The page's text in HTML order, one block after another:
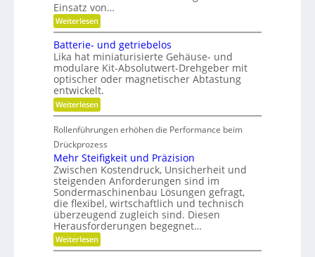
e
c
h
s
F
r
e
i
h
t
s
g
r
a
d
e
n
r
i
e
r
n
f
w
i
r
t
c
h
a
f
t
i
d
r
K
u
n
s
t
s
t
o
f
f
Einsatz von…
Weiterlesen:
L
n
g
e
r
e
B
e
t
r
e
b
s
z
e
i
t
d
a
n
k
Batterie- und getriebelos
Lika hat miniaturisierte Gehäuse- und
modulare Kit-Absolutwert-Drehgeber mit
optischer oder magnetischer Abtastung
entwickelt.
Weiterlesen:
B
t
t
e
r
e
-
u
n
d
g
e
t
Rollenführungen erhöhen die Performance beim
Drückprozess
Mehr Steifigkeit und Präzision
Zwischen Kostendruck, Unsicherheit und
steigenden Anforderungen sind im
Sondermaschinenbau Lösungen gefragt,
die flexibel, wirtschaftlich und technisch
überzeugend zugleich sind. Diesen
Herausforderungen begegnet…
Weiterlesen:
M